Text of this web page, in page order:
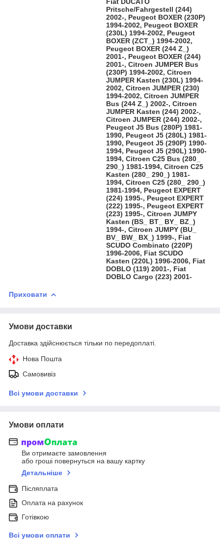
Pritsche/Fahrgestell (244)
2002-, Peugeot BOXER (230P)
1994-2002, Peugeot BOXER
(230L) 1994-2002, Peugeot
BOXER (ZCT_) 1994-2002,
Peugeot BOXER (244 Z_)
2001-, Peugeot BOXER (244)
2001-, Citroen JUMPER Bus
(230P) 1994-2002, Citroen
JUMPER Kasten (230L) 1994-
2002, Citroen JUMPER (230)
1994-2002, Citroen JUMPER
Bus (244 Z_) 2002-, Citroen
JUMPER Kasten (244) 2002-,
Citroen JUMPER (244) 2002-,
Peugeot J5 Bus (280P) 1981-
1990, Peugeot J5 (280L) 1981-
1990, Peugeot J5 (290P) 1990-
1994, Peugeot J5 (290L) 1990-
1994, Citroen C25 Bus (280_
290_) 1981-1994, Citroen C25
Kasten (280_ 290_) 1981-
1994, Citroen C25 (280_ 290_)
1981-1994, Peugeot EXPERT
(224) 1995-, Peugeot EXPERT
(222) 1995-, Peugeot EXPERT
(223) 1995-, Citroen JUMPY
Kasten (BS_ BT_ BY_ BZ_)
1994-, Citroen JUMPY (BU_
BV_ BW_ BX_) 1999-, Fiat
SCUDO Combinato (220P)
1996-2006, Fiat SCUDO
Kasten (220L) 1996-2006, Fiat
DOBLO (119) 2001-, Fiat
DOBLO Cargo (223) 2001-
Приховати
Умови доставки
Доставка здійснюється тільки по передоплаті.
Нова Пошта
Самовивіз
Всі умови доставки
Умови оплати
Ви отримаєте замовлення
або гроші повернуться на вашу картку
Детальніше
Післяплата
Оплата на рахунок
Готівкою
Всі умови оплати